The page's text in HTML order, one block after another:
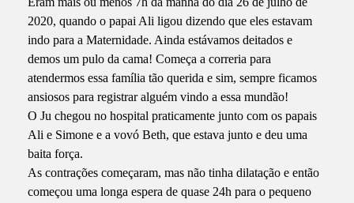
2020, quando o papai Ali ligou dizendo que eles estavam
indo para a Maternidade. Ainda estávamos deitados e
demos um pulo da cama! Começa a correria para
atendermos essa família tão querida e sim, sempre ficamos
ansiosos para registrar alguém vindo a essa mundão!
O Ju chegou no hospital praticamente junto com os papais
Ali e Simone e a vovó Beth, que estava junto e deu uma
baita força.
As contrações começaram, mas não tinha dilatação e então
começou uma longa espera de quase 24h para o pequeno